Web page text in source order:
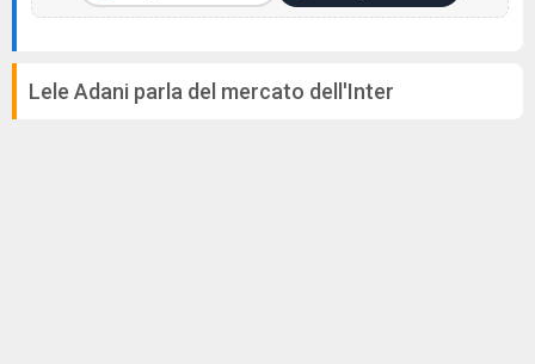
Lele Adani parla del mercato dell'Inter